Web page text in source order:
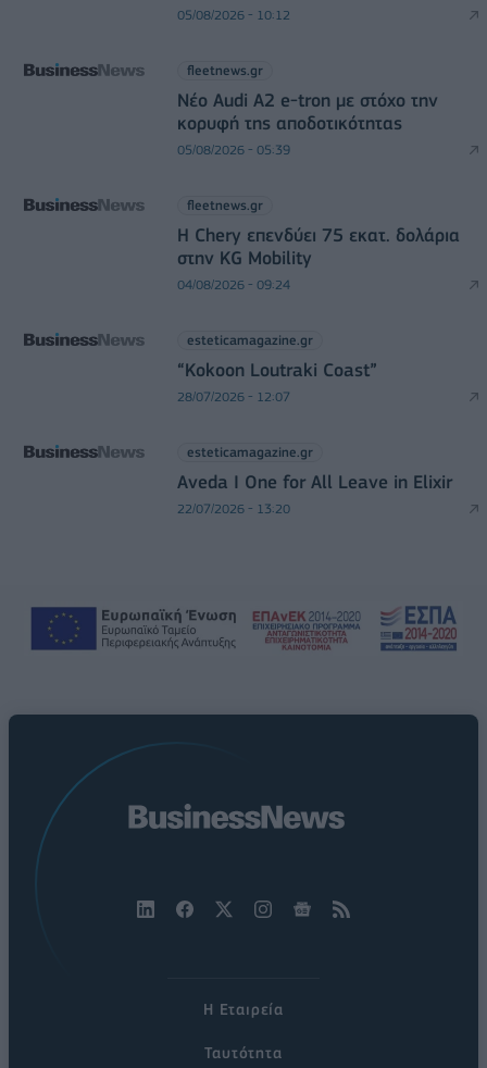
05/08/2026 - 10:12
fleetnews.gr
Νέο Audi A2 e-tron με στόχο την
κορυφή της αποδοτικότητας
05/08/2026 - 05:39
fleetnews.gr
Η Chery επενδύει 75 εκατ. δολάρια
στην KG Mobility
04/08/2026 - 09:24
esteticamagazine.gr
“Kokoon Loutraki Coast”
28/07/2026 - 12:07
esteticamagazine.gr
Aveda I One for All Leave in Elixir
22/07/2026 - 13:20
Η Εταιρεία
Ταυτότητα